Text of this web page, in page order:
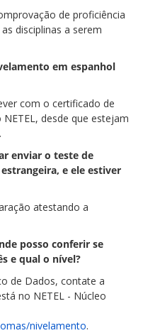
de proficiência
disciplinas a serem
em espanhol
com o certificado de
desde que estejam
enviar o teste de
e ele estiver
atestando a
posso conferir se
e qual o nível?
de Dados, contate a
no NETEL - Núcleo
nivelamento.